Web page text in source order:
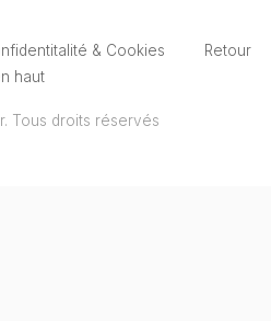
& Cookies
Retour
haut
Tous droits réservés